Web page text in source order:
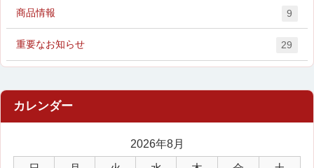
商品情報 9
重要なお知らせ 29
2026年8月